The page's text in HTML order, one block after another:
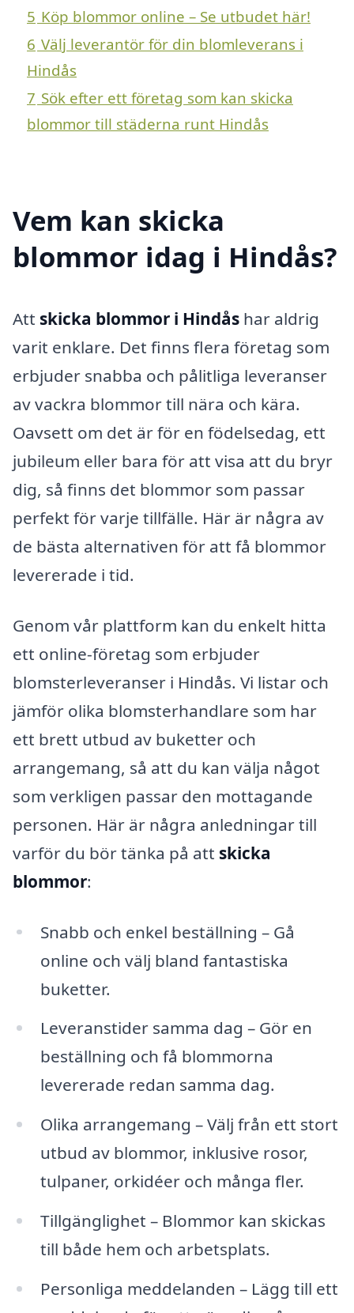
5 Köp blommor online – Se utbudet här!
6 Välj leverantör för din blomleverans i
Hindås
7 Sök efter ett företag som kan skicka
blommor till städerna runt Hindås
Vem kan skicka
blommor idag i Hindås?
Att skicka blommor i Hindås har aldrig
varit enklare. Det finns flera företag som
erbjuder snabba och pålitliga leveranser
av vackra blommor till nära och kära.
Oavsett om det är för en födelsedag, ett
jubileum eller bara för att visa att du bryr
dig, så finns det blommor som passar
perfekt för varje tillfälle. Här är några av
de bästa alternativen för att få blommor
levererade i tid.
Genom vår plattform kan du enkelt hitta
ett online-företag som erbjuder
blomsterleveranser i Hindås. Vi listar och
jämför olika blomsterhandlare som har
ett brett utbud av buketter och
arrangemang, så att du kan välja något
som verkligen passar den mottagande
personen. Här är några anledningar till
varför du bör tänka på att skicka
blommor:
Snabb och enkel beställning – Gå
online och välj bland fantastiska
buketter.
Leveranstider samma dag – Gör en
beställning och få blommorna
levererade redan samma dag.
Olika arrangemang – Välj från ett stort
utbud av blommor, inklusive rosor,
tulpaner, orkidéer och många fler.
Tillgänglighet – Blommor kan skickas
till både hem och arbetsplats.
Personliga meddelanden – Lägg till ett